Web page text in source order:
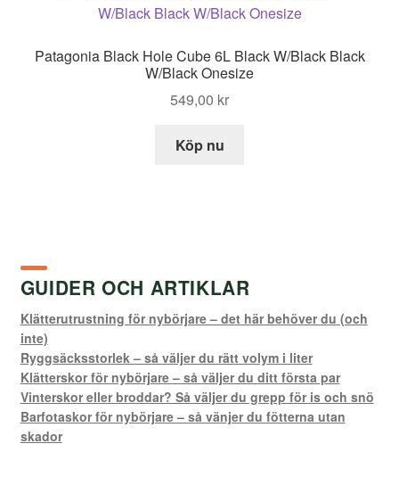
Patagonia Black Hole Cube 6L Black W/Black Black
W/Black Onesize
549,00 kr
Köp nu
GUIDER OCH ARTIKLAR
Klätterutrustning för nybörjare – det här behöver du (och
inte)
Ryggsäcksstorlek – så väljer du rätt volym i liter
Klätterskor för nybörjare – så väljer du ditt första par
Vinterskor eller broddar? Så väljer du grepp för is och snö
Barfotaskor för nybörjare – så vänjer du fötterna utan
skador